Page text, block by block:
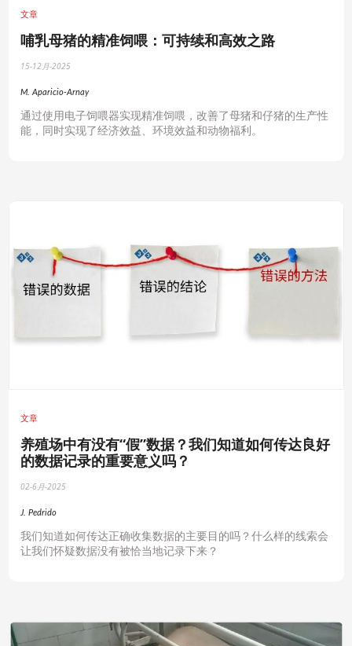
文章
哺乳母猪的精准饲喂：可持续和高效之路
15-12月-2025
M. Aparicio-Arnay
通过使用电子饲喂器实现精准饲喂，改善了母猪和仔猪的生产性
能，同时实现了经济效益、环境效益和动物福利。
文章
养殖场中有没有“假”数据？我们知道如何传达良好
的数据记录的重要意义吗？
02-6月-2025
J. Pedrido
我们知道如何传达正确收集数据的主要目的吗？什么样的线索会
让我们怀疑数据没有被恰当地记录下来？